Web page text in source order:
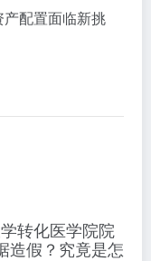
配置面临新挑
转化医学院院
造假？究竟是怎